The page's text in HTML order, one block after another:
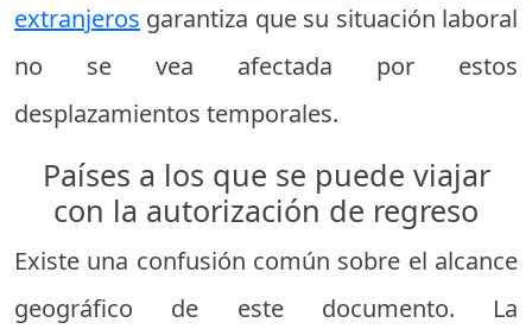
extranjeros garantiza que su situación laboral
no se vea afectada por estos
desplazamientos temporales.
Países a los que se puede viajar
con la autorización de regreso
Existe una confusión común sobre el alcance
geográfico de este documento. La